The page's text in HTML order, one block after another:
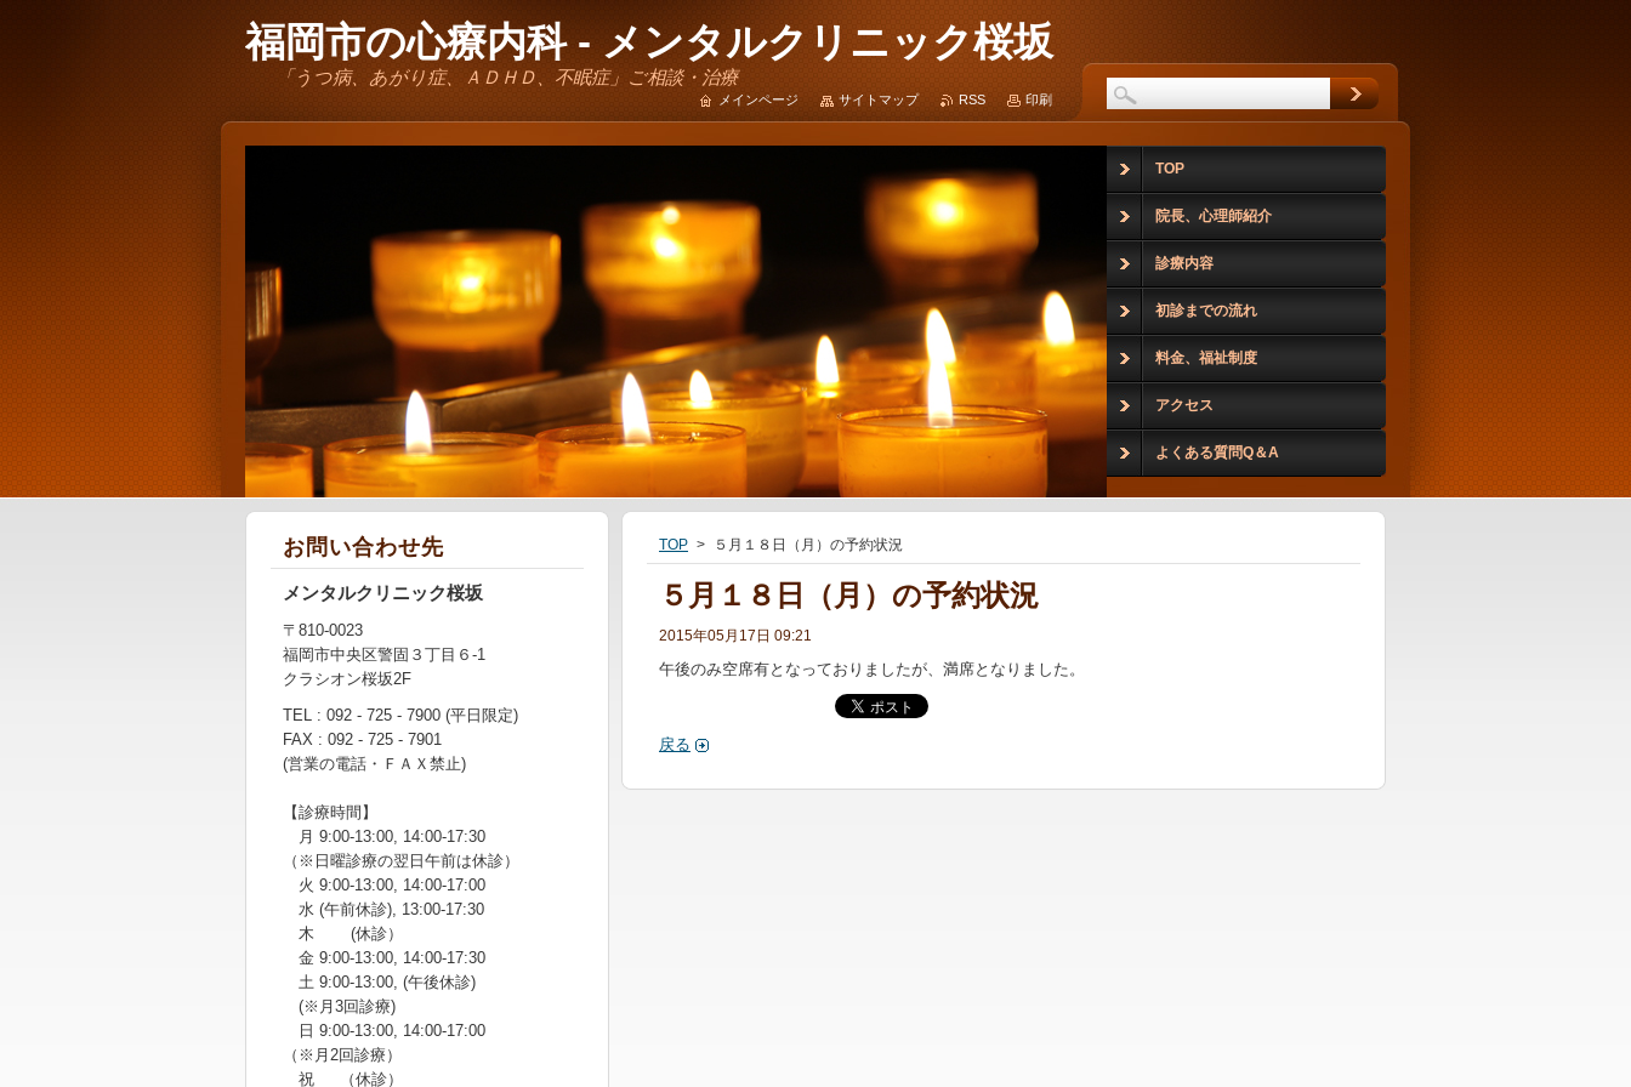
福岡市の心療内科 - メンタルクリニック桜坂
「うつ病、あがり症、ＡＤＨＤ、不眠症」ご相談・治療
TOP > ５月１８日（月）の予約状況
５月１８日（月）の予約状況
2015年05月17日 09:21
午後のみ空席有となっておりましたが、満席となりました。
戻る
お問い合わせ先
メンタルクリニック桜坂
〒810-0023
福岡市中央区警固３丁目６-1
クラシオン桜坂2F
TEL : 092 - 725 - 7900 (平日限定)
FAX : 092 - 725 - 7901
(営業の電話・ＦＡＸ禁止)
【診療時間】
月 9:00-13:00, 14:00-17:30
（※日曜診療の翌日午前は休診）
火 9:00-13:00, 14:00-17:00
水 (午前休診), 13:00-17:30
木 (休診）
金 9:00-13:00, 14:00-17:30
土 9:00-13:00, (午後休診)
(※月3回診療)
日 9:00-13:00, 14:00-17:00
（※月2回診療）
祝 （休診）
TOP
院長、心理師紹介
診療内容
初診までの流れ
料金、福祉制度
アクセス
よくある質問Q＆A
メインページ サイトマップ RSS 印刷